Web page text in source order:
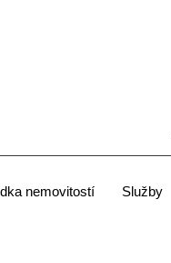
nemovitostí Služby